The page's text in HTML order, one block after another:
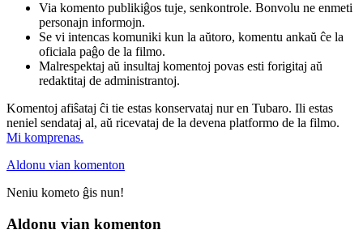
Via komento publikiĝos tuje, senkontrole. Bonvolu ne enmeti
personajn informojn.
Se vi intencas komuniki kun la aŭtoro, komentu ankaŭ ĉe la
oficiala paĝo de la filmo.
Malrespektaj aŭ insultaj komentoj povas esti forigitaj aŭ
redaktitaj de administrantoj.
Komentoj afiŝataj ĉi tie estas konservataj nur en Tubaro. Ili estas
neniel sendataj al, aŭ ricevataj de la devena platformo de la filmo.
Mi komprenas.
Aldonu vian komenton
Neniu kometo ĝis nun!
Aldonu vian komenton